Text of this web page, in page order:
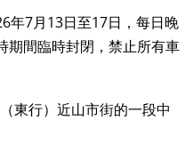
年7月13日至17日，每日晚
期間臨時封閉，禁止所有車
東行）近山市街的一段中